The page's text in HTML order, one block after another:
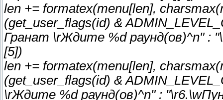
len += formatex(menu[len],
(get_user_flags(id) &
Гранат \rЖдите %d раунд(ов)^n" :
[5])
len += formatex(menu[len],
(get_user_flags(id) &
\rЖдите %d раунд(ов)^n" :